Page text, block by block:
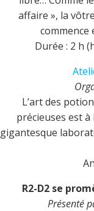
affaire », la
commence
Durée : 2 h
L’art des
précieuses est
gigantesque
R2-D2 se
Présenté